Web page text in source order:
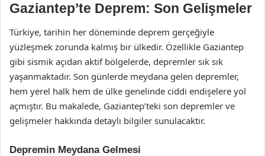
Gaziantep’te Deprem: Son Gelişmeler
Türkiye, tarihin her döneminde deprem gerçeğiyle
yüzleşmek zorunda kalmış bir ülkedir. Özellikle Gaziantep
gibi sismik açıdan aktif bölgelerde, depremler sık sık
yaşanmaktadır. Son günlerde meydana gelen depremler,
hem yerel halk hem de ülke genelinde ciddi endişelere yol
açmıştır. Bu makalede, Gaziantep’teki son depremler ve
gelişmeler hakkında detaylı bilgiler sunulacaktır.
Depremin Meydana Gelmesi